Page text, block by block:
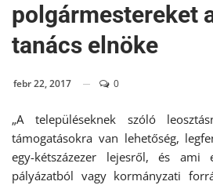
polgármestereket
tanács elnöke
febr 22, 2017 0
„A településeknek szóló
támogatásokra van lehetőség,
egy-kétszázezer lejesről, és
pályázatból vagy kormányzati